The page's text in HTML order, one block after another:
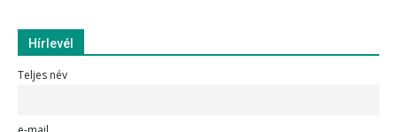
Hírlevél
Teljes név